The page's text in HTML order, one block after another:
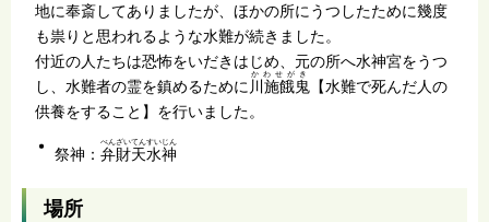
地に奉斎してありましたが、ほかの所にうつしたために幾度
も祟りと思われるような水難が続きました。
付近の人たちは恐怖をいだきはじめ、元の所へ水神宮をうつ
し、水難者の霊を鎮めるために 川施餓鬼
かわせがき
【水難で死んだ人の
供養をすること】を行いました。
祭神： 弁財天水神
べんざいてんすいじん
場所